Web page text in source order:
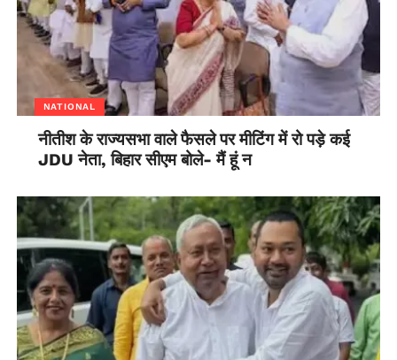
NATIONAL
नीतीश के राज्यसभा वाले फैसले पर मीटिंग में रो पड़े कई
JDU नेता, बिहार सीएम बोले- मैं हूं न